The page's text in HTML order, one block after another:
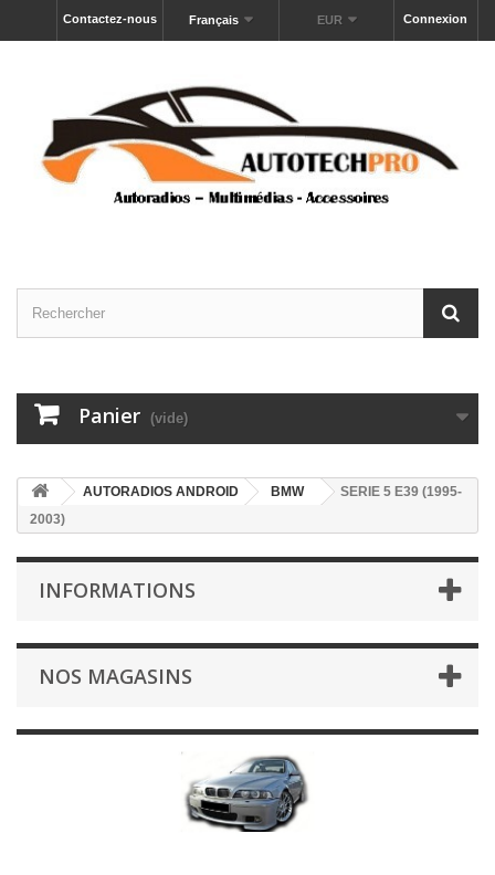
Connexion
EUR
Français
Contactez-nous
Panier (vide)
AUTORADIOS ANDROID BMW
SERIE 5 E39 (1995-
2003)
INFORMATIONS
NOS MAGASINS